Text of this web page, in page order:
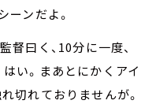
ーンだよ。
督曰く、10分に一度、
い。まあとにかくアイ
切れておりませんが。